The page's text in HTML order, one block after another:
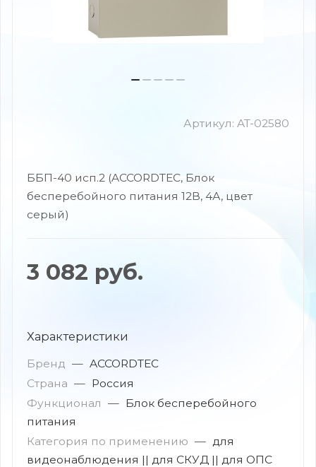
Артикул: AT-02580
ББП-40 исп.2 (ACCORDTEC, Блок
бесперебойного питания 12В, 4А, цвет
серый)
3 082 руб.
Характеристики
Бренд — ACCORDTEC
Страна — Россия
Функционал — Блок бесперебойного
питания
Категория по применению — для
видеонаблюдения || для СКУД || для ОПС